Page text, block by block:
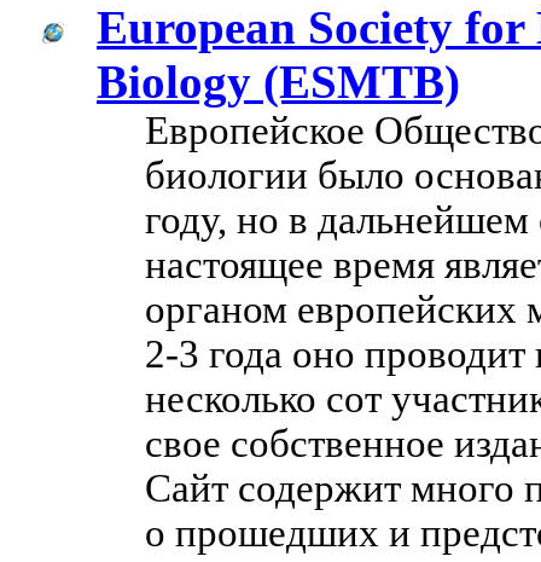
European Society
Biology (ESMTB)
Европейское
биологии было
году, но в
настоящее время
органом европейских
2-3 года оно
несколько сот
свое собственное
Сайт содержит много
о прошедших и